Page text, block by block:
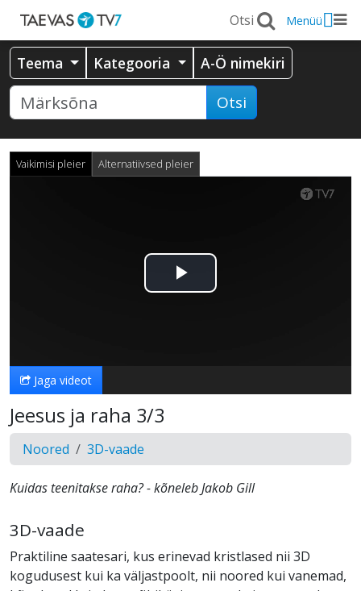
Menüü
Teema Kategooria A-Ö nimekiri
Otsi
Vaikimisi pleier Alternatiivsed pleier
Esita
Jaga videot
Jeesus ja raha 3/3
Noored 3D-vaade
Kuidas teenitakse raha? - kõneleb Jakob Gill
3D-vaade
Praktiline saatesari, kus erinevad kristlased nii 3D
kogudusest kui ka väljastpoolt, nii noored kui vanemad,